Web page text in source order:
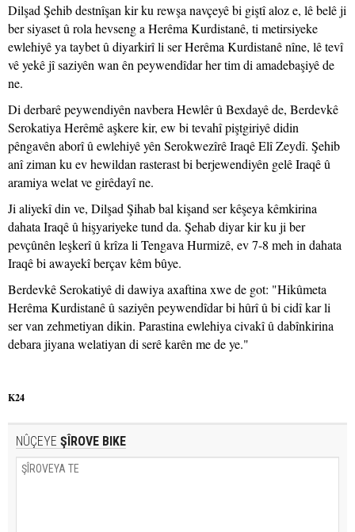
Dilşad Şehib destnîşan kir ku rewşa navçeyê bi giştî aloz e, lê belê ji
ber siyaset û rola hevseng a Herêma Kurdistanê, ti metirsiyeke
ewlehiyê ya taybet û diyarkirî li ser Herêma Kurdistanê nîne, lê tevî
vê yekê jî saziyên wan ên peywendîdar her tim di amadebaşiyê de
ne.
Di derbarê peywendiyên navbera Hewlêr û Bexdayê de, Berdevkê
Serokatiya Herêmê aşkere kir, ew bi tevahî piştgiriyê didin
pêngavên aborî û ewlehiyê yên Serokwezîrê Iraqê Elî Zeydî. Şehib
anî ziman ku ev hewildan rasterast bi berjewendiyên gelê Iraqê û
aramiya welat ve girêdayî ne.
Ji aliyekî din ve, Dilşad Şihab bal kişand ser kêşeya kêmkirina
dahata Iraqê û hişyariyeke tund da. Şehab diyar kir ku ji ber
pevçûnên leşkerî û krîza li Tengava Hurmizê, ev 7-8 meh in dahata
Iraqê bi awayekî berçav kêm bûye.
Berdevkê Serokatiyê di dawiya axaftina xwe de got: "Hikûmeta
Herêma Kurdistanê û saziyên peywendîdar bi hûrî û bi cidî kar li
ser van zehmetiyan dikin. Parastina ewlehiya civakî û dabînkirina
debara jiyana welatiyan di serê karên me de ye."
K24
NÛÇEYE ŞÎROVE BIKE